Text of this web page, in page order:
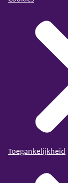
Toegankelijkheid